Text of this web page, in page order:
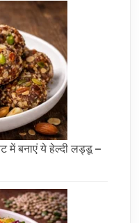
में बनाएं ये हेल्दी लड्डू –